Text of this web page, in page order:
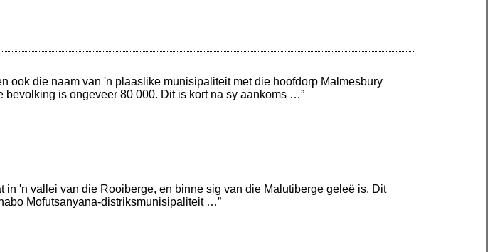
ook die naam van 'n plaaslike munisipaliteit met die hoofdorp Malmesbury
is ongeveer 80 000. Dit is kort na sy aankoms …”
in 'n vallei van die Rooiberge, en binne sig van die Malutiberge geleë is. Dit
Mofutsanyana-distriksmunisipaliteit …”